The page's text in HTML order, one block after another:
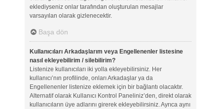
eklediyseniz onlar tarafından oluşturulan mesajlar
varsayılan olarak gizlenecektir.
Başa dön
Kullanıcıları Arkadaşlarım veya Engellenenler listesine
nasıl ekleyebilirim / silebilirim?
Listenize kullanıcıları iki yolla ekleyebilirsiniz. Her
kullanıcı’nın profilinde, onları Arkadaşlar ya da
Engellenenler listenize eklemek için bir bağlantı olacaktır.
Alternatif olarak Kullanıcı Kontrol Paneliniz’den, direkt olarak
kullanıcıların üye adlarını girerek ekleyebilirsiniz. Ayrıca aynı